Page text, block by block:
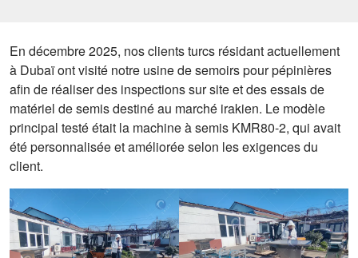
En décembre 2025, nos clients turcs résidant actuellement
à Dubaï ont visité notre usine de semoirs pour pépinières
afin de réaliser des inspections sur site et des essais de
matériel de semis destiné au marché irakien. Le modèle
principal testé était la machine à semis KMR80-2, qui avait
été personnalisée et améliorée selon les exigences du
client.